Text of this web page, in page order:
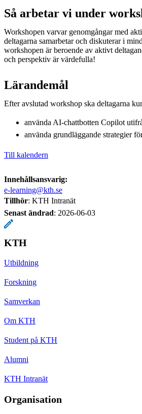
Så arbetar vi under
Workshopen varvar genomgångar med
deltagarna samarbetar och diskuterar i
workshopen är beroende av aktivt
och perspektiv är värdefulla!
Lärandemål
Efter avslutad workshop ska deltagarna
använda AI-chattbotten Copilot
använda grundläggande strategier
Till kalendern
Innehållsansvarig:
e-learning@kth.se
Tillhör: KTH Intranät
Senast ändrad: 2026-06-03
KTH
Utbildning
Forskning
Samverkan
Om KTH
Student på KTH
Alumni
KTH Intranät
Organisation